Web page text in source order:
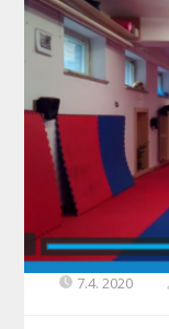
7.4. 2020